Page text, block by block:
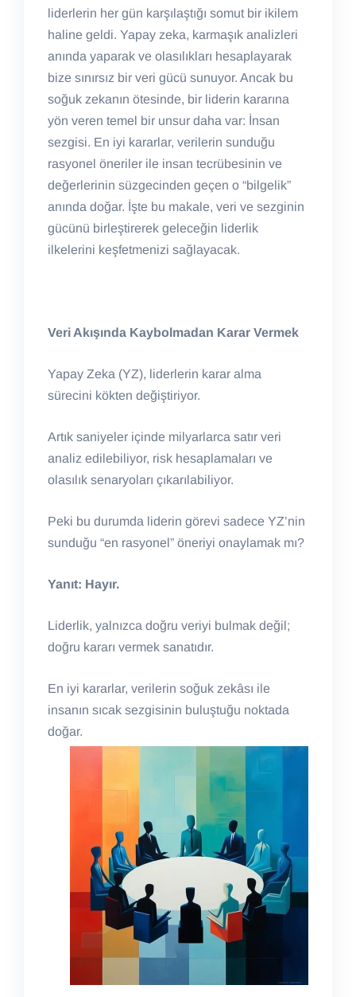
liderlerin her gün karşılaştığı somut bir ikilem
haline geldi. Yapay zeka, karmaşık analizleri
anında yaparak ve olasılıkları hesaplayarak
bize sınırsız bir veri gücü sunuyor. Ancak bu
soğuk zekanın ötesinde, bir liderin kararına
yön veren temel bir unsur daha var: İnsan
sezgisi. En iyi kararlar, verilerin sunduğu
rasyonel öneriler ile insan tecrübesinin ve
değerlerinin süzgecinden geçen o “bilgelik”
anında doğar. İşte bu makale, veri ve sezginin
gücünü birleştirerek geleceğin liderlik
ilkelerini keşfetmenizi sağlayacak.
Veri Akışında Kaybolmadan Karar Vermek
Yapay Zeka (YZ), liderlerin karar alma
sürecini kökten değiştiriyor.
Artık saniyeler içinde milyarlarca satır veri
analiz edilebiliyor, risk hesaplamaları ve
olasılık senaryoları çıkarılabiliyor.
Peki bu durumda liderin görevi sadece YZ’nin
sunduğu “en rasyonel” öneriyi onaylamak mı?
Yanıt: Hayır.
Liderlik, yalnızca doğru veriyi bulmak değil;
doğru kararı vermek sanatıdır.
En iyi kararlar, verilerin soğuk zekâsı ile
insanın sıcak sezgisinin buluştuğu noktada
doğar.